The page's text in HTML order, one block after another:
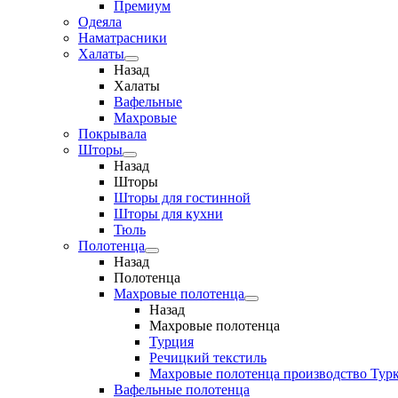
Премиум
Одеяла
Наматрасники
Халаты
Назад
Халаты
Вафельные
Махровые
Покрывала
Шторы
Назад
Шторы
Шторы для гостинной
Шторы для кухни
Тюль
Полотенца
Назад
Полотенца
Махровые полотенца
Назад
Махровые полотенца
Турция
Речицкий текстиль
Махровые полотенца производство
Вафельные полотенца